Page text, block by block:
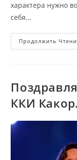
характера нужно
себя…
Продолжить
ККИ